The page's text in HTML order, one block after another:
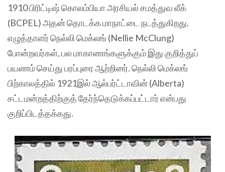
1910 பிரிட்டிஷ் கொலம்பியா அரசியல் சமத்துவ லீக்
(BCPEL) அதன் தொடக்க மாநாட்டை நடத்துகிறது.
எழுத்தாளர் நெல்லி மெக்லங் (Nellie McClung)
போன்றவர்கள், பல மாகாணங்களுக்கும் இது குறித்துப்
பயணம் செய்து பரப்புரை ஆற்றினர். நெல்லி மெக்லங்
பிற்காலத்தில் 1921இல் ஆல்பர்ட்டாவின் (Alberta)
சட்டமன்றத்திற்குத் தேர்ந்தெடுக்கப்பட்டார் என்பது
குறிப்பிடத்தக்கது.